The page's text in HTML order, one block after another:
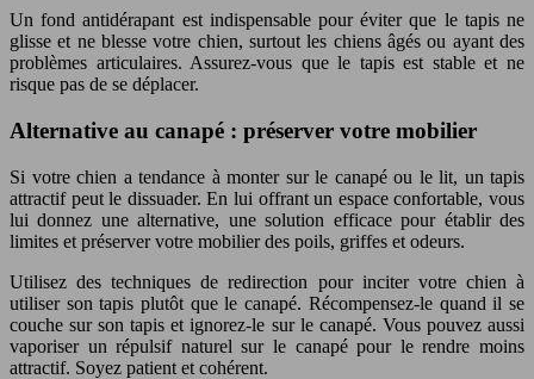
Un fond antidérapant est indispensable pour éviter que le tapis ne
glisse et ne blesse votre chien, surtout les chiens âgés ou ayant des
problèmes articulaires. Assurez-vous que le tapis est stable et ne
risque pas de se déplacer.
Alternative au canapé : préserver votre mobilier
Si votre chien a tendance à monter sur le canapé ou le lit, un tapis
attractif peut le dissuader. En lui offrant un espace confortable, vous
lui donnez une alternative, une solution efficace pour établir des
limites et préserver votre mobilier des poils, griffes et odeurs.
Utilisez des techniques de redirection pour inciter votre chien à
utiliser son tapis plutôt que le canapé. Récompensez-le quand il se
couche sur son tapis et ignorez-le sur le canapé. Vous pouvez aussi
vaporiser un répulsif naturel sur le canapé pour le rendre moins
attractif. Soyez patient et cohérent.